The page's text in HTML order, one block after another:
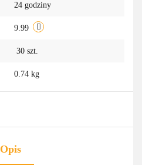
24 godziny
9.99
30 szt.
0.74 kg
Opis